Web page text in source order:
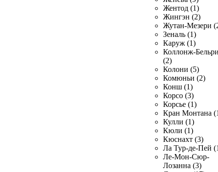
Жентод (1)
Жингэн (2)
Жутан-Мезери
Зеналь (1)
Каруж (1)
Коллонж-
(2)
Колони (5)
Комюньи (2)
Конш (1)
Корсо (3)
Корсье (1)
Кран Монтана
Кулли (1)
Кюли (1)
Кюснахт (3)
Ла Тур-де-Пей
Ле-Мон-Сюр-
Лозанна (3)